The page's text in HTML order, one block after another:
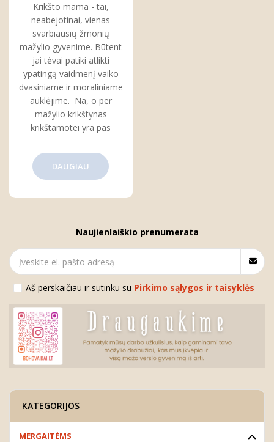
Krikšto mama - tai,
neabejotinai, vienas
svarbiausių žmonių
mažylio gyvenime. Būtent
jai tėvai patiki atlikti
ypatingą vaidmenį vaiko
dvasiniame ir moraliniame
auklėjime. Na, o per
mažylio krikštynas
krikštamotei yra pas
DAUGIAU
Naujienlaiškio prenumerata
Aš perskaičiau ir sutinku su Pirkimo sąlygos ir taisyklės
KATEGORIJOS
MERGAITĖMS